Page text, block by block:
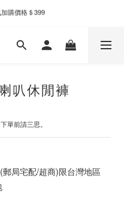
件95折，任兩件9折
叭休閒褲
單前請三思。
局宅配/超商)限台灣地區